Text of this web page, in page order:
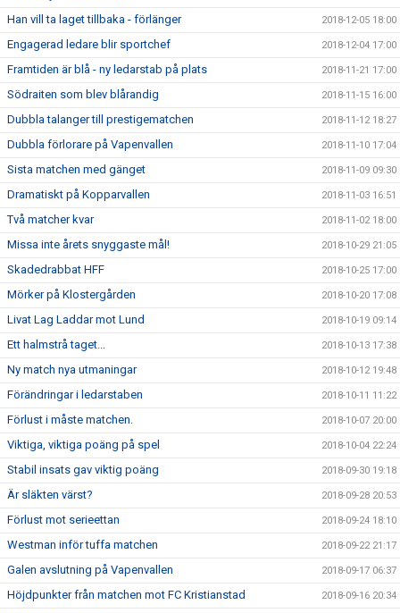
Han vill ta laget tillbaka - förlänger 2018-12-05 18:00
Engagerad ledare blir sportchef 2018-12-04 17:00
Framtiden är blå - ny ledarstab på plats 2018-11-21 17:00
Södraiten som blev blårandig 2018-11-15 16:00
Dubbla talanger till prestigematchen 2018-11-12 18:27
Dubbla förlorare på Vapenvallen 2018-11-10 17:04
Sista matchen med gänget 2018-11-09 09:30
Dramatiskt på Kopparvallen 2018-11-03 16:51
Två matcher kvar 2018-11-02 18:00
Missa inte årets snyggaste mål! 2018-10-29 21:05
Skadedrabbat HFF 2018-10-25 17:00
Mörker på Klostergården 2018-10-20 17:08
Livat Lag Laddar mot Lund 2018-10-19 09:14
Ett halmstrå taget... 2018-10-13 17:38
Ny match nya utmaningar 2018-10-12 19:48
Förändringar i ledarstaben 2018-10-11 11:22
Förlust i måste matchen. 2018-10-07 20:00
Viktiga, viktiga poäng på spel 2018-10-04 22:24
Stabil insats gav viktig poäng 2018-09-30 19:18
Är släkten värst? 2018-09-28 20:53
Förlust mot serieettan 2018-09-24 18:10
Westman inför tuffa matchen 2018-09-22 21:17
Galen avslutning på Vapenvallen 2018-09-17 06:37
Höjdpunkter från matchen mot FC Kristianstad 2018-09-16 20:34